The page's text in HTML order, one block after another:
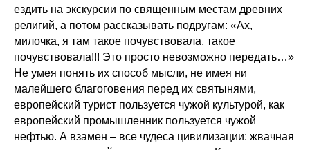
ездить на экскурсии по священным местам древних
религий, а потом рассказывать подругам: «Ах,
милочка, я там такое почувствовала, такое
почувствовала!!! Это просто невозможно передать…»
Не умея понять их способ мысли, не имея ни
малейшего благоговения перед их святынями,
европейский турист пользуется чужой культурой, как
европейский промышленник пользуется чужой
нефтью. А взамен – все чудеса цивилизации: жвачная